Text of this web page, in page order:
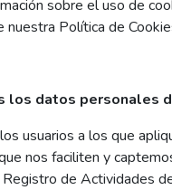
sobre el uso de
nuestra Política de
los datos personales
usuarios a los que
nos faciliten y
de Actividades